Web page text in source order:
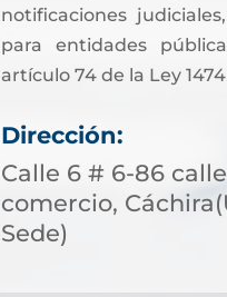
notificaciones
para entidades
artículo 74 de la Ley 1474
Dirección:
Calle 6 # 6-86
comercio,
Sede)